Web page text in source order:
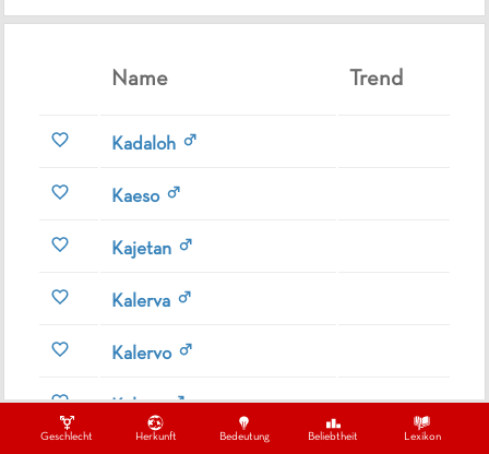
Geschlecht Herkunft Bedeutung Beliebtheit Lexikon
Name Trend
Kadaloh
Kaeso
Kajetan
Kalerva
Kalervo
Kaleva